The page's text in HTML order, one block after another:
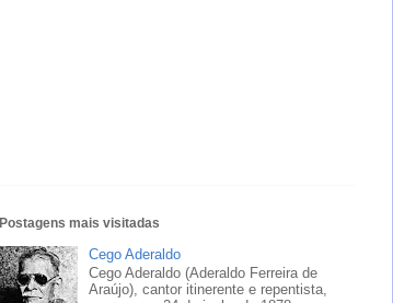
Postagens mais visitadas
Cego Aderaldo
Cego Aderaldo (Aderaldo Ferreira de
Araújo), cantor itinerente e repentista,